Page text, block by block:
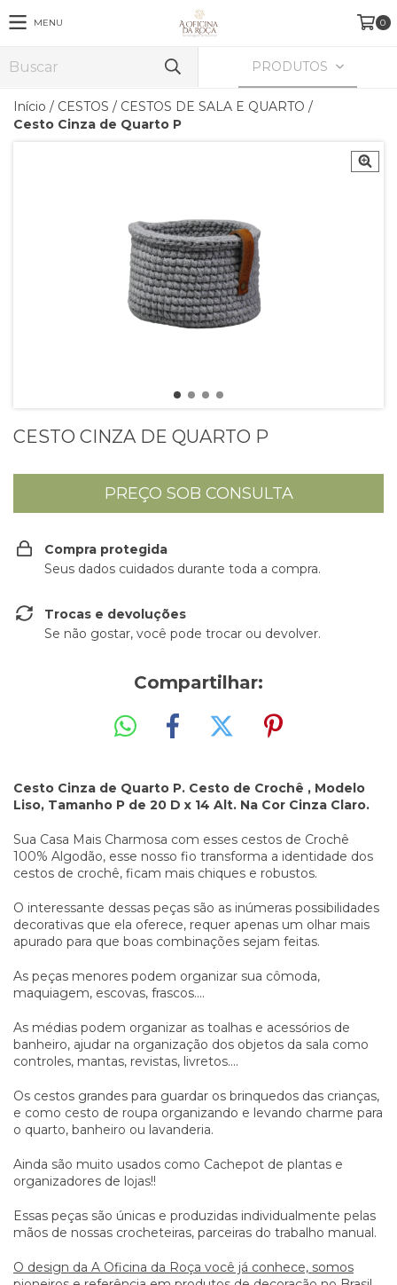
MENU 0
PRODUTOS
Início / CESTOS / CESTOS DE SALA E QUARTO /
Cesto Cinza de Quarto P
CESTO CINZA DE QUARTO P
Compra protegida
Seus dados cuidados durante toda a compra.
Trocas e devoluções
Se não gostar, você pode trocar ou devolver.
Compartilhar:
Cesto Cinza de Quarto P. Cesto de Crochê , Modelo
Liso, Tamanho P de 20 D x 14 Alt. Na Cor Cinza Claro.
Sua Casa Mais Charmosa com esses cestos de Crochê
100% Algodão, esse nosso fio transforma a identidade dos
cestos de crochê, ficam mais chiques e robustos.
O interessante dessas peças são as inúmeras possibilidades
decorativas que ela oferece, requer apenas um olhar mais
apurado para que boas combinações sejam feitas.
As peças menores podem organizar sua cômoda,
maquiagem, escovas, frascos....
As médias podem organizar as toalhas e acessórios de
banheiro, ajudar na organização dos objetos da sala como
controles, mantas, revistas, livretos....
Os cestos grandes para guardar os brinquedos das crianças,
e como cesto de roupa organizando e levando charme para
o quarto, banheiro ou lavanderia.
Ainda são muito usados como Cachepot de plantas e
organizadores de lojas!!
Essas peças são únicas e produzidas individualmente pelas
mãos de nossas crocheteiras, parceiras do trabalho manual.
O design da A Oficina da Roça você já conhece, somos